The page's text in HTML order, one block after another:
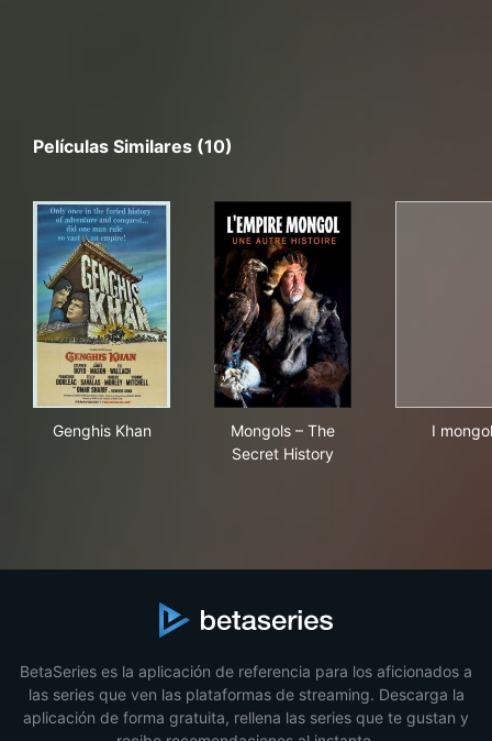
Películas Similares (10)
Genghis Khan
Mongols – The
Secret History
I
BetaSeries es la aplicación de referencia para los aficionados a
las series que ven las plataformas de streaming. Descarga la
aplicación de forma gratuita, rellena las series que te gustan y